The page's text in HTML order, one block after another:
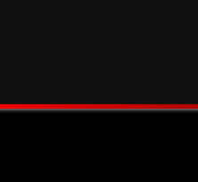
Indonesia Jadi